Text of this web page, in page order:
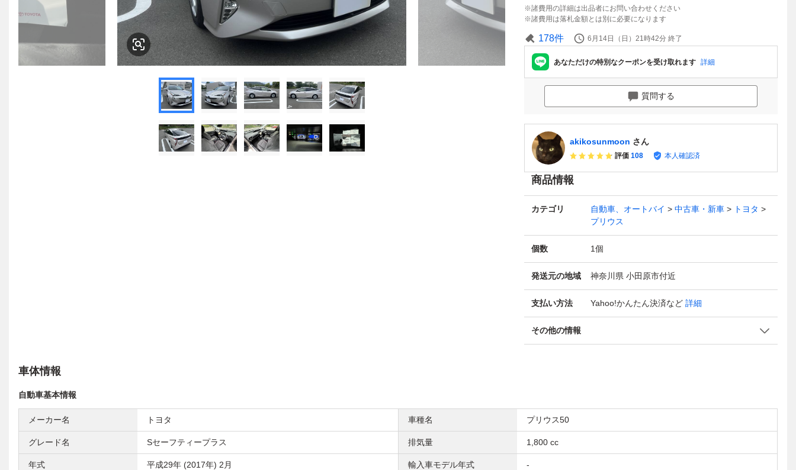
諸費用の詳細は出品者にお問い合わせください
諸費用は落札金額とは別に必要になります
178件 6月14日（日）21時42分 終了
あなただけの特別なクーポンを受け取れます 詳細
質問する
akikosunmoon さん
評価 108 本人確認済
商品情報
カテゴリ 自動車、オートバイ 中古車・新車
トヨタ
プリウス
個数 1個
発送元の地域 神奈川県 小田原市付近
支払い方法 Yahoo!かんたん決済など 詳細
その他の情報
車体情報
自動車基本情報
メーカー名 トヨタ 車種名 プリウス50
グレード名 Sセーフティープラス 排気量 1,800 cc
年式 平成29年 (2017年) 2月 輸入車モデル年式 -